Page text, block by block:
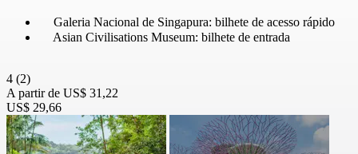
Galeria Nacional de Singapura: bilhete de acesso rápido
Asian Civilisations Museum: bilhete de entrada
4 (2)
A partir de US$ 31,22
US$ 29,66